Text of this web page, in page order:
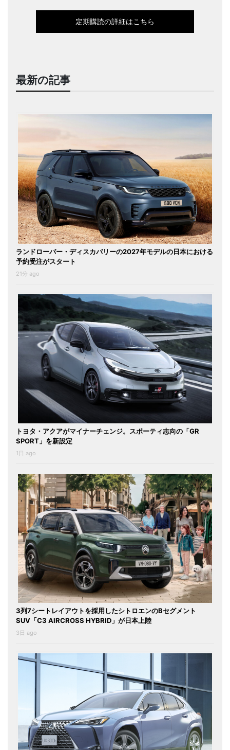
定期購読の詳細はこちら
最新の記事
ランドローバー・ディスカバリーの2027年モデルの日本における
予約受注がスタート
21分 ago
トヨタ・アクアがマイナーチェンジ。スポーティ志向の「GR
SPORT」を新設定
1日 ago
3列7シートレイアウトを採用したシトロエンのBセグメント
SUV「C3 AIRCROSS HYBRID」が日本上陸
3日 ago